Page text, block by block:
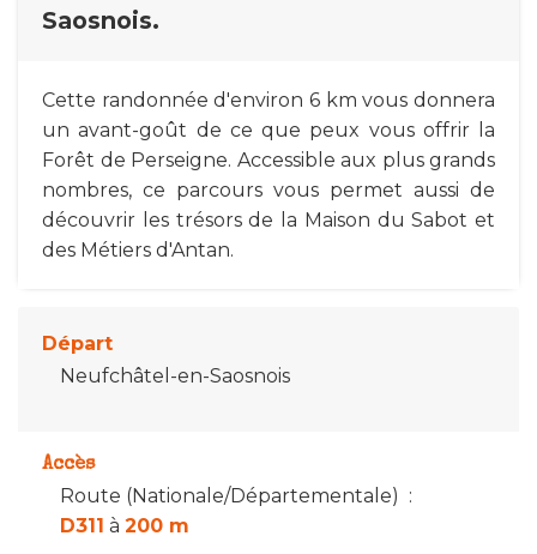
Saosnois.
Cette randonnée d'environ 6 km vous donnera
un avant-goût de ce que peux vous offrir la
Forêt de Perseigne. Accessible aux plus grands
nombres, ce parcours vous permet aussi de
découvrir les trésors de la Maison du Sabot et
des Métiers d'Antan.
Départ
Neufchâtel-en-Saosnois
Accès
Route (Nationale/Départementale) :
D311 à 200 m